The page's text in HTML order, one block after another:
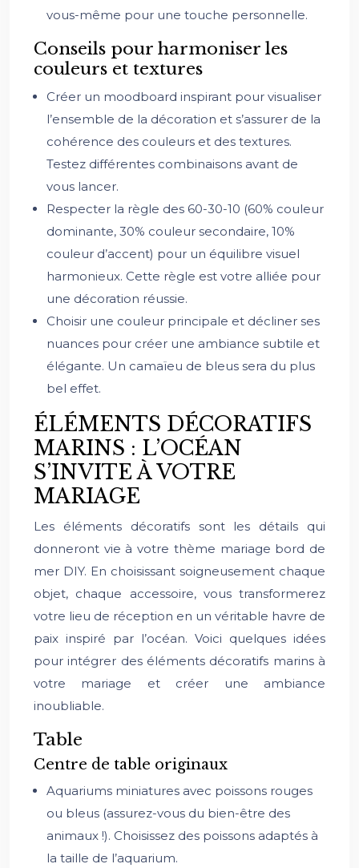
vous-même pour une touche personnelle.
Conseils pour harmoniser les
couleurs et textures
Créer un moodboard inspirant pour visualiser
l’ensemble de la décoration et s’assurer de la
cohérence des couleurs et des textures.
Testez différentes combinaisons avant de
vous lancer.
Respecter la règle des 60-30-10 (60% couleur
dominante, 30% couleur secondaire, 10%
couleur d’accent) pour un équilibre visuel
harmonieux. Cette règle est votre alliée pour
une décoration réussie.
Choisir une couleur principale et décliner ses
nuances pour créer une ambiance subtile et
élégante. Un camaïeu de bleus sera du plus
bel effet.
ÉLÉMENTS DÉCORATIFS
MARINS : L’OCÉAN
S’INVITE À VOTRE
MARIAGE
Les éléments décoratifs sont les détails qui
donneront vie à votre thème mariage bord de
mer DIY. En choisissant soigneusement chaque
objet, chaque accessoire, vous transformerez
votre lieu de réception en un véritable havre de
paix inspiré par l’océan. Voici quelques idées
pour intégrer des éléments décoratifs marins à
votre mariage et créer une ambiance
inoubliable.
Table
Centre de table originaux
Aquariums miniatures avec poissons rouges
ou bleus (assurez-vous du bien-être des
animaux !). Choisissez des poissons adaptés à
la taille de l’aquarium.